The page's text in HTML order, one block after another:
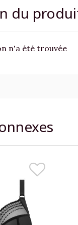
du
n'a été trouvée